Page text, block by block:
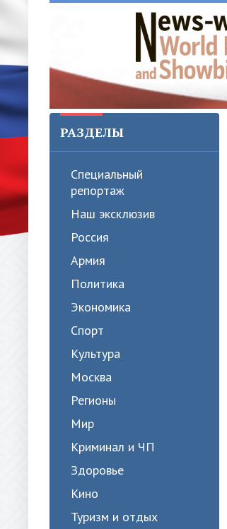
РАЗДЕЛЫ
Специальный
репортаж
Наш эксклюзив
Россия
Армия
Политика
Экономика
Спорт
Культура
Москва
Регионы
Мир
Криминал и ЧП
Здоровье
Кино
Туризм и отдых